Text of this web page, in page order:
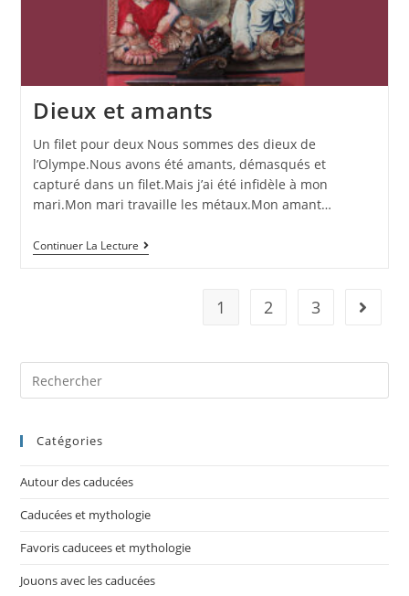
Dieux et amants
Un filet pour deux Nous sommes des dieux de
l’Olympe.Nous avons été amants, démasqués et
capturé dans un filet.Mais j’ai été infidèle à mon
mari.Mon mari travaille les métaux.Mon amant…
Continuer La Lecture
1 2 3
Catégories
Autour des caducées
Caducées et mythologie
Favoris caducees et mythologie
Jouons avec les caducées